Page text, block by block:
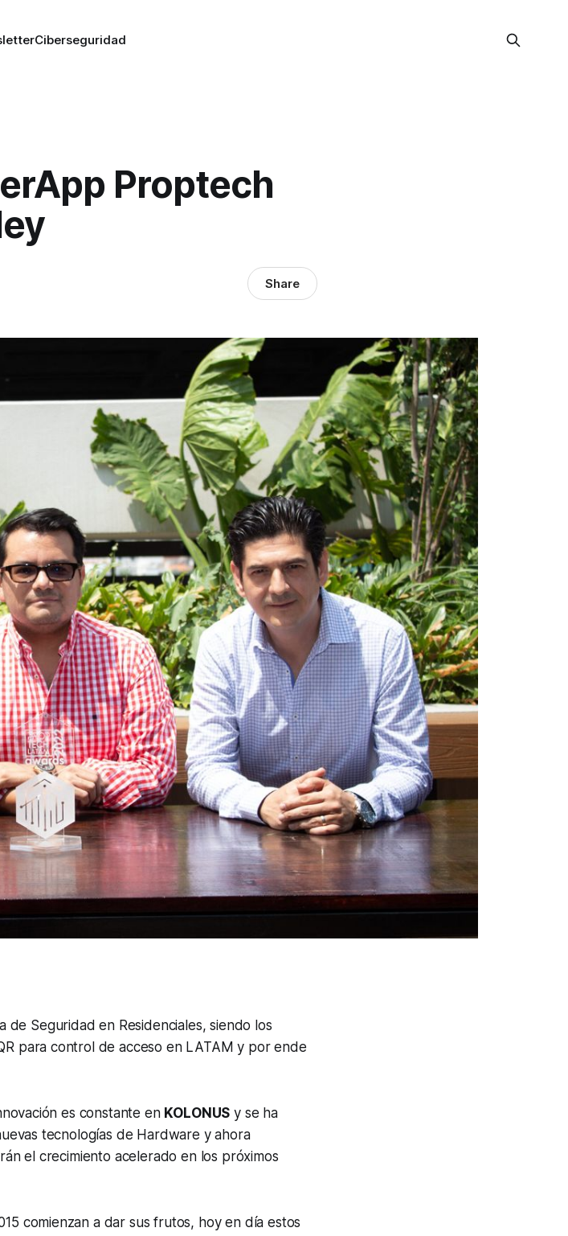
Ciberseguridad
Proptech
Share
de Seguridad en Residenciales, siendo los
para control de acceso en LATAM y por ende
es constante en KOLONUS y se ha
tecnologías de Hardware y ahora
el crecimiento acelerado en los próximos
comienzan a dar sus frutos, hoy en día estos